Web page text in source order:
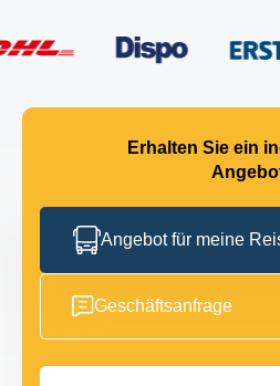
Erhalten Sie ein
Angebot für meine
Geschäftsanfrage
Vollständiger Name